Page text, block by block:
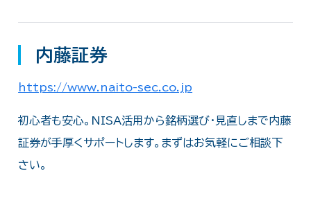
内藤証券
https://www.naito-sec.co.jp
初心者も安心。NISA活用から銘柄選び・見直しまで内藤
証券が手厚くサポートします。まずはお気軽にご相談下
さい。